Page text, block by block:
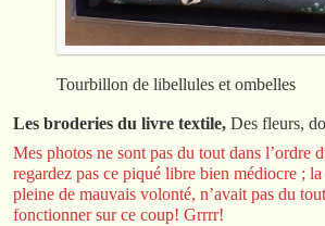
Tourbillon de libellules et ombelles
Les broderies du livre textile, Des fleurs,
Mes photos ne sont pas du tout dans l’ordre
regardez pas ce piqué libre bien médiocre ;
pleine de mauvais volonté, n’avait pas du
fonctionner sur ce coup! Grrrr!